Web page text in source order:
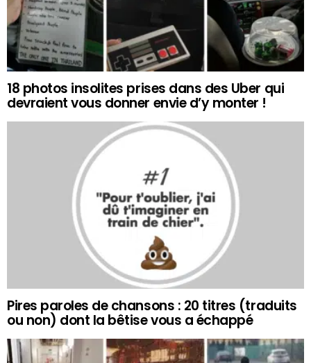
18 photos insolites prises dans des Uber qui
devraient vous donner envie d’y monter !
Pires paroles de chansons : 20 titres (traduits
ou non) dont la bêtise vous a échappé